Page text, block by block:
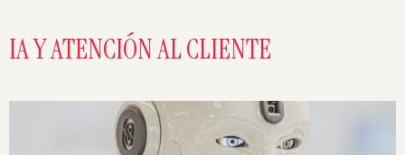
IA Y ATENCIÓN AL CLIENTE